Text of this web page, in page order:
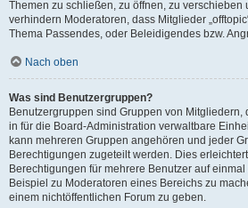
Themen zu schließen, zu öffnen, zu
verhindern Moderatoren, dass Mitglieder
Thema Passendes, oder Beleidigendes bzw.
Nach oben
Was sind Benutzergruppen?
Benutzergruppen sind Gruppen von
in für die Board-Administration verwaltbare
kann mehreren Gruppen angehören und jeder
Berechtigungen zugeteilt werden. Dies
Berechtigungen für mehrere Benutzer auf
Beispiel zu Moderatoren eines Bereichs zu
einem nichtöffentlichen Forum zu geben.